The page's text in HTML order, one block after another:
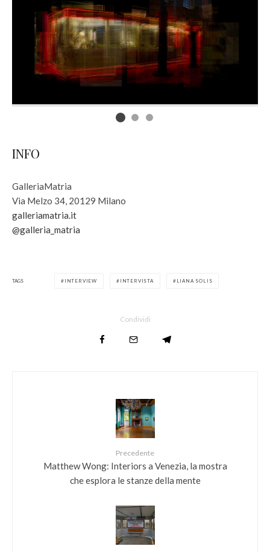
INFO
GalleriaMatria
Via Melzo 34, 20129 Milano
galleriamatria.it
@galleria_matria
TAGS INTERVIEW INTERVISTA LIANA SOLIS
Condividi
Precedente
Matthew Wong: Interiors a Venezia, la mostra
che esplora le stanze della mente